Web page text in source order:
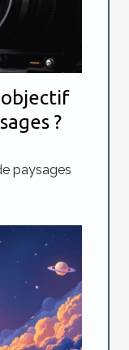
objectif
?
paysages